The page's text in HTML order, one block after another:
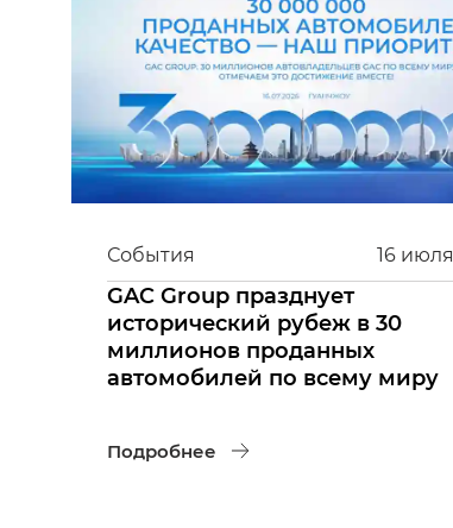
16 июля
События
GAC Group празднует
исторический рубеж в 30
миллионов проданных
автомобилей по всему миру
Подробнее